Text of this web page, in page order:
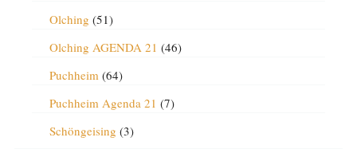
Olching (51)
Olching AGENDA 21 (46)
Puchheim (64)
Puchheim Agenda 21 (7)
Schöngeising (3)